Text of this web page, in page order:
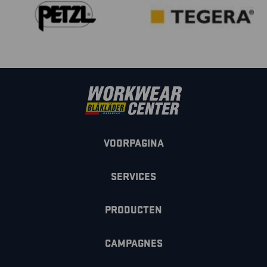
VOORPAGINA
SERVICES
PRODUCTEN
CAMPAGNES